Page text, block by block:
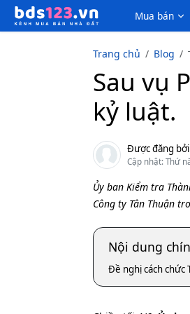
Mua bán
Trang chủ Blog
Sau vụ
kỷ luật.
Được đăng bởi
Cập nhật: Thứ
Ủy ban Kiểm tra
Công ty Tân Thuận
Nội dung
Đề nghị cách chức